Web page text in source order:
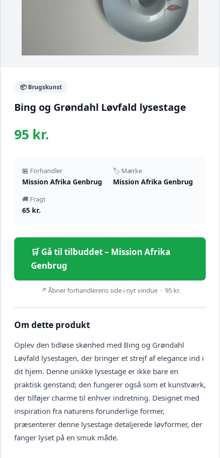
📦 Brugskunst
Bing og Grøndahl Løvfald lysestage
95 kr.
🏪 Forhandler
Mission Afrika Genbrug
🏷️ Mærke
Mission Afrika Genbrug
🚚 Fragt
65 kr.
🛒 Gå til tilbuddet – Mission Afrika
Genbrug
↗ Åbner forhandlerens side i nyt vindue · 95 kr.
Om dette produkt
Oplev den tidløse skønhed med Bing og Grøndahl
Løvfald lysestagen, der bringer et strejf af elegance ind i
dit hjem. Denne unikke lysestage er ikke bare en
praktisk genstand; den fungerer også som et kunstværk,
der tilføjer charme til enhver indretning. Designet med
inspiration fra naturens forunderlige former,
præsenterer denne lysestage detaljerede løvformer, der
fanger lyset på en smuk måde.